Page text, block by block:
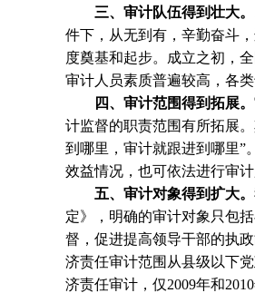
三、审计队伍得到壮大。
件下，从无到有，辛勤奋斗
度奠基和起步。成立之初，
审计人员素质普遍较高，各
四、审计范围得到拓展。
计监督的职责范围有所拓展
到哪里，审计就跟进到哪里”
效益情况，也可依法进行审
五、审计对象得到扩大。
定》，明确的审计对象只包
督，促进提高领导干部的执
济责任审计范围从县级以下
济责任审计，仅2009年和2010